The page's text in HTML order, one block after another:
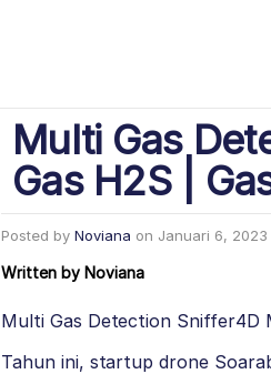
Multi Gas
Gas H2S |
Posted by Noviana on Januari 6, 2023
Written by Noviana
Multi Gas Detection Sniffer4D
Tahun ini, startup drone